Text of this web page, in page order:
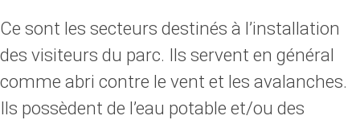
Ce sont les secteurs destinés à l’installation
des visiteurs du parc. Ils servent en général
comme abri contre le vent et les avalanches.
Ils possèdent de l’eau potable et/ou des